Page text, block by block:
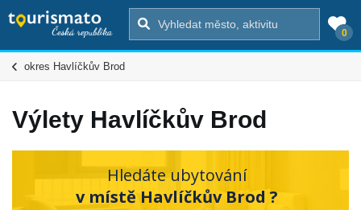
0
okres Havlíčkův Brod
Výlety Havlíčkův Brod
Hledáte ubytování
v místě Havlíčkův Brod ?